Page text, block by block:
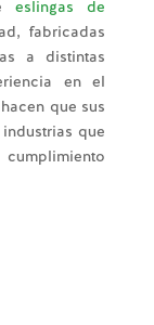
eslingas de
fabricadas
a distintas
en el
que sus
que